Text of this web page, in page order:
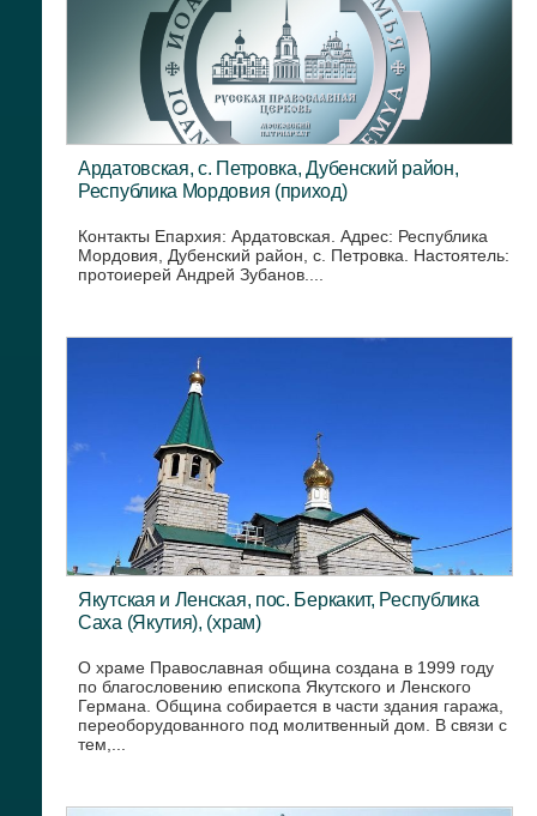
Ардатовская, с. Петровка, Дубенский район,
Республика Мордовия (приход)
Контакты Епархия: Ардатовская. Адрес: Республика
Мордовия, Дубенский район, с. Петровка. Настоятель:
протоиерей Андрей Зубанов....
Якутская и Ленская, пос. Беркакит, Республика
Саха (Якутия), (храм)
О храме Православная община создана в 1999 году
по благословению епископа Якутского и Ленского
Германа. Община собирается в части здания гаража,
переоборудованного под молитвенный дом. В связи с
тем,...